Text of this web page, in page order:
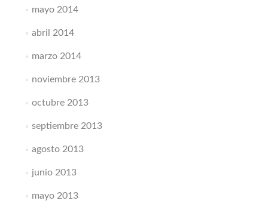
mayo 2014
abril 2014
marzo 2014
noviembre 2013
octubre 2013
septiembre 2013
agosto 2013
junio 2013
mayo 2013